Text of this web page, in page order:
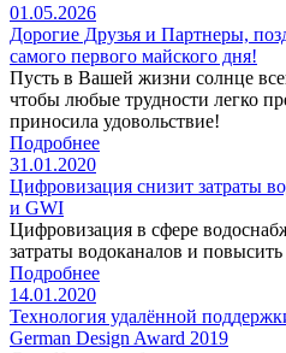
01.05.2026
Дорогие Друзья и Партнеры,
самого первого майского дня!
Пусть в Вашей жизни солнце
чтобы любые трудности легко
приносила удовольствие!
Подробнее
31.01.2020
Цифровизация снизит затраты
и GWI
Цифровизация в сфере
затраты водоканалов и
Подробнее
14.01.2020
Технология удалённой
German Design Award 2019